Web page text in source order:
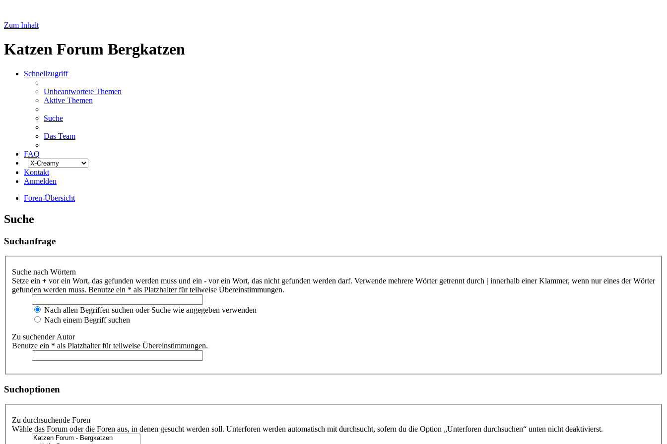
Zum Inhalt
Katzen Forum Bergkatzen
Schnellzugriff
Unbeantwortete Themen
Aktive Themen
Suche
Das Team
FAQ
Kontakt
Anmelden
Foren-Übersicht
Suche
Suchanfrage
Suche nach Wörtern
Setze ein + vor ein Wort, das gefunden werden muss und ein - vor ein Wort, das nicht gefunden werden darf. Verwende mehrere Wörter getrennt durch | innerhalb einer Klammer, wenn nur eines der Wörter
gefunden werden muss. Benutze ein * als Platzhalter für teilweise Übereinstimmungen.
Nach allen Begriffen suchen oder Suche wie angegeben verwenden
Nach einem Begriff suchen
Zu suchender Autor
Benutze ein * als Platzhalter für teilweise Übereinstimmungen.
Suchoptionen
Zu durchsuchende Foren
Wähle das Forum oder die Foren aus, in denen gesucht werden soll. Unterforen werden automatisch mit durchsucht, sofern du die Option „Unterforen durchsuchen“ unten nicht deaktivierst.